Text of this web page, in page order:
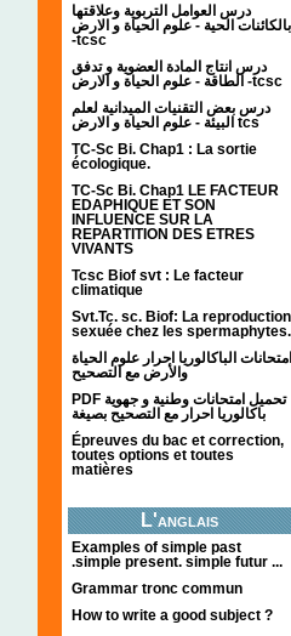
درس العوامل التربوية وعلاقتها
بالكائنات الحية - علوم الحياة و الارض
-tcsc
درس انتاج المادة العضوية و تدفق
الطاقة - علوم الحياة و الارض -tcsc
درس بعض التقنيات الميدانية لعلم
البيئة - علوم الحياة و الارض tcs
TC-Sc Bi. Chap1 : La sortie
écologique.
TC-Sc Bi. Chap1 LE FACTEUR
EDAPHIQUE ET SON
INFLUENCE SUR LA
REPARTITION DES ETRES
VIVANTS
Tcsc Biof svt : Le facteur
climatique
Svt.Tc. sc. Biof: La reproduction
sexuée chez les spermaphytes.
امتحانات الباكالوريا احرار علوم الحياة
والأرض مع التصحيح
PDF تحميل امتحانات وطنية و جهوية
باكالوريا احرار مع التصحيح بصيغة
Épreuves du bac et correction,
toutes options et toutes
matières
L'anglais
Examples of simple past
.simple present. simple futur ...
Grammar tronc commun
How to write a good subject ?